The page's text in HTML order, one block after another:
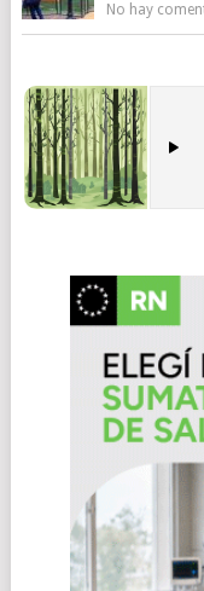
No hay